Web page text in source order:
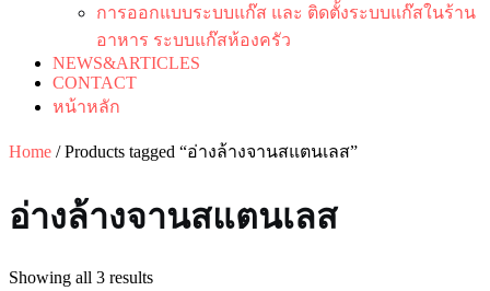
การออกแบบระบบแก๊ส และ ติดตั้งระบบแก๊สในร้าน
อาหาร ระบบแก๊สห้องครัว
NEWS&ARTICLES
CONTACT
หน้าหลัก
Home / Products tagged “อ่างล้างจานสแตนเลส”
อ่างล้างจานสแตนเลส
Showing all 3 results